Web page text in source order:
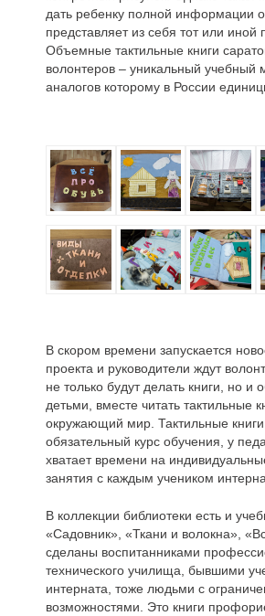
дать ребенку полной информации
представляет из себя тот или иной
Объемные тактильные книги
волонтеров – уникальный учебный
аналогов которому в России
В скором времени запускается
проекта и руководители ждут
не только будут делать книги, но и
детьми, вместе читать тактильные
окружающий мир. Тактильные книги
обязательный курс обучения, у
хватает времени на
занятия с каждым учеником
В коллекции библиотеки есть и
«Садовник», «Ткани и волокна»,
сделаны воспитанниками
технического училища, бывшими
интерната, тоже людьми с
возможностями. Это книги